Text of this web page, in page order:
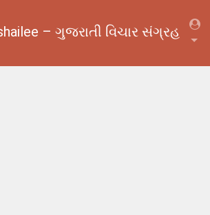
– ગુજરાતી વિચાર સંગ્રહ